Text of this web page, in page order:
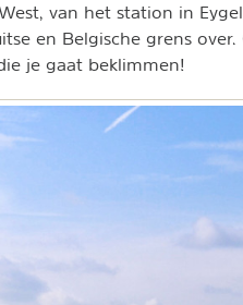
van het station in
en Belgische grens over.
je gaat beklimmen!